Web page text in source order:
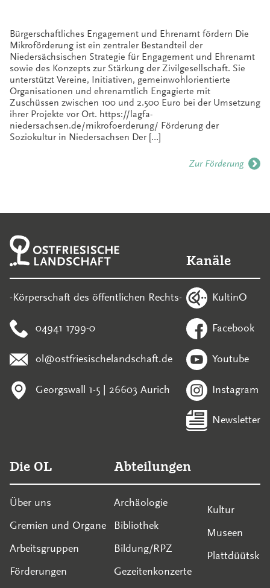
Bürgerschaftliches Engagement und Ehrenamt fördern Die
Mikroförderung ist ein zentraler Bestandteil der
Niedersächsischen Strategie für Engagement und Ehrenamt
sowie des Konzepts zur Stärkung der Zivilgesellschaft. Sie
unterstützt Vereine, Initiativen, gemeinwohlorientierte
Organisationen und ehrenamtlich Engagierte mit
Zuschüssen zwischen 100 und 2.500 Euro bei der Umsetzung
ihrer Projekte vor Ort. https://lagfa-
niedersachsen.de/mikrofoerderung/ Förderung der
Soziokultur in Niedersachsen Der […]
Zur Förderung
-Körperschaft des öffentlichen Rechts-
04941 1799-0
ol@ostfriesischelandschaft.de
Georgswall 1-5 | 26603 Aurich
Kanäle
KultinO
Facebook
Youtube
Instagram
Newsletter
Die OL
Über uns
Gremien und Organe
Arbeitsgruppen
Förderungen
Abteilungen
Archäologie
Bibliothek
Bildung/RPZ
Gezeitenkonzerte
Kultur
Museen
Plattdüütsk